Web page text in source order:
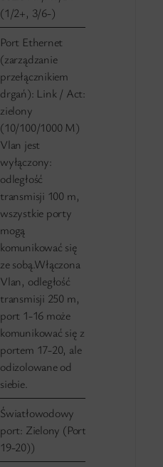
(1/2+, 3/6-)
Port Ethernet
(zarządzanie
przełącznikiem
drgań): Link / Act:
zielony
(10/100/1000 M)
Vlan jest
wyłączony:
odległość
transmisji 100 m,
wszystkie porty
mogą
komunikować się
ze sobą.Włączona
Vlan, odległość
transmisji 250 m,
port 1-16 może
komunikować się z
portem 17-20, ale
odizolowane od
siebie.
Światłowodowy
port: Zielony (Port
19-20))